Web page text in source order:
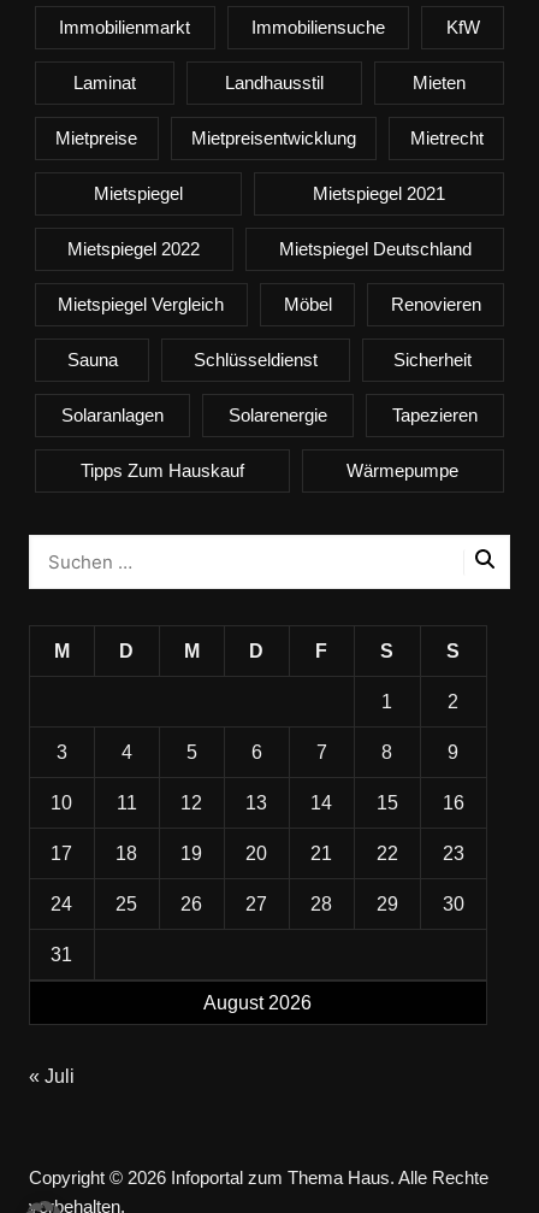
Immobilienmarkt Immobiliensuche KfW
Laminat Landhausstil Mieten
Mietpreise Mietpreisentwicklung Mietrecht
Mietspiegel Mietspiegel 2021
Mietspiegel 2022 Mietspiegel Deutschland
Mietspiegel Vergleich Möbel Renovieren
Sauna Schlüsseldienst Sicherheit
Solaranlagen Solarenergie Tapezieren
Tipps Zum Hauskauf Wärmepumpe
August 2026
M D M D F S S
1 2
3 4 5 6 7 8 9
10 11 12 13 14 15 16
17 18 19 20 21 22 23
24 25 26 27 28 29 30
31
« Juli
Copyright © 2026 Infoportal zum Thema Haus. Alle Rechte
vorbehalten.